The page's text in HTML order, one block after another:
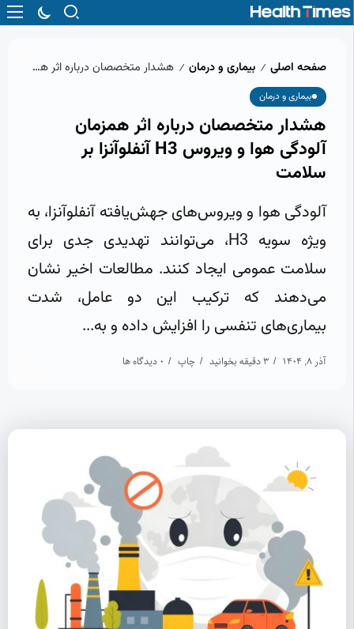
صفحه اصلی / بیماری و درمان / هشدار متخصصان درباره اثر همزمان آلودگی هوا و ویروس H3 آنفلوآنزا بر سلامت
بیماری و درمان
هشدار متخصصان درباره اثر همزمان
آلودگی هوا و ویروس H3 آنفلوآنزا بر
سلامت
آلودگی هوا و ویروس‌های جهش‌یافته آنفلوآنزا، به
ویژه سویه H3، می‌توانند تهدیدی جدی برای
سلامت عمومی ایجاد کنند. مطالعات اخیر نشان
می‌دهند که ترکیب این دو عامل، شدت
بیماری‌های تنفسی را افزایش داده و به...
آذر 8, 1404 3 دقیقه بخوانید چاپ 0 دیدگاه ها